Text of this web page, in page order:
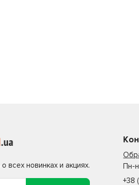
всех новинках и акциях.
Пн-
+38